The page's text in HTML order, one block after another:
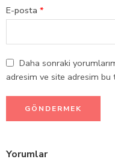
E-posta *
Daha sonraki
adresim ve site adresim bu
Yorumlar